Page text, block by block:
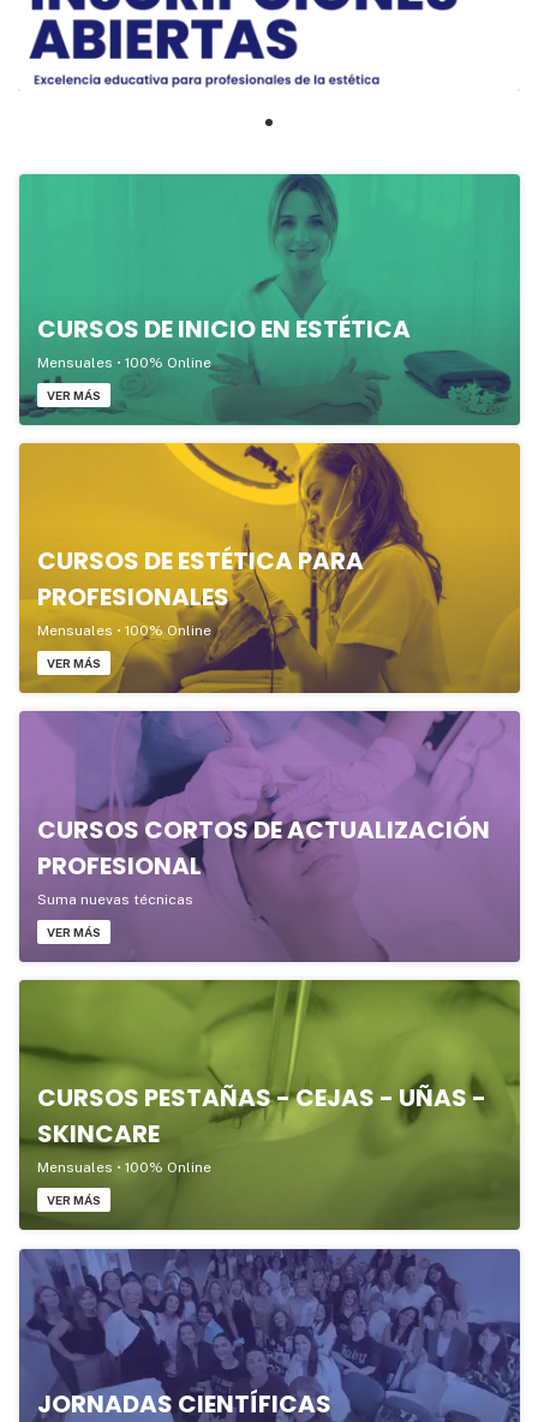
CURSOS DE INICIO EN ESTÉTICA
Mensuales • 100% Online
VER MÁS
CURSOS DE ESTÉTICA PARA
PROFESIONALES
Mensuales • 100% Online
VER MÁS
CURSOS CORTOS DE ACTUALIZACIÓN
PROFESIONAL
Suma nuevas técnicas
VER MÁS
CURSOS PESTAÑAS - CEJAS - UÑAS -
SKINCARE
Mensuales • 100% Online
VER MÁS
JORNADAS CIENTÍFICAS